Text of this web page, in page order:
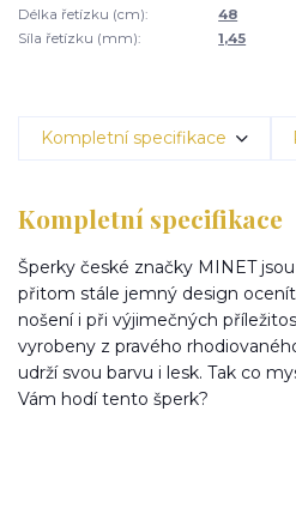
Délka řetízku (cm):
48
Síla řetízku (mm):
1,45
Kompletní specifikace
Kompletní specifikace
Šperky české značky MINET
přitom stále jemný design
nošení i při výjimečných
vyrobeny z pravého
udrží svou barvu i lesk. Tak co
Vám hodí tento šperk?